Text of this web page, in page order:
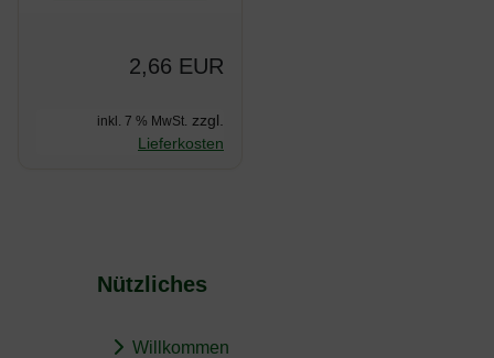
2,66 EUR
inkl. 7 % MwSt. zzgl.
Lieferkosten
Nützliches
Willkommen